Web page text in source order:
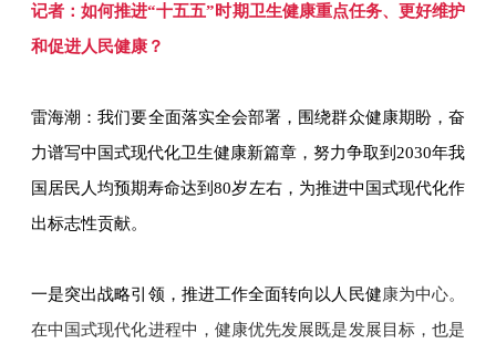
记者：如何推进“十五五”时期卫生健康重点任务、更好维护
和促进人民健康？
雷海潮：我们要全面落实全会部署，围绕群众健康期盼，奋
力谱写中国式现代化卫生健康新篇章，努力争取到2030年我
国居民人均预期寿命达到80岁左右，为推进中国式现代化作
出标志性贡献。
一是突出战略引领，推进工作全面转向以人民健康为中心。
在中国式现代化进程中，健康优先发展既是发展目标，也是